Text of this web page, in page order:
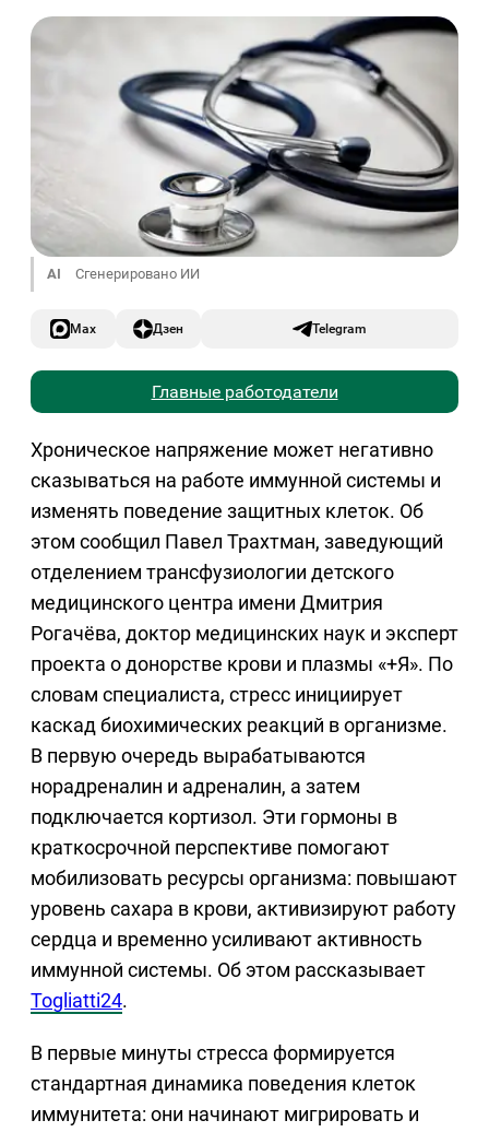
AI Сгенерировано ИИ
Max Дзен Telegram
Главные работодатели
Хроническое напряжение может негативно
сказываться на работе иммунной системы и
изменять поведение защитных клеток. Об
этом сообщил Павел Трахтман, заведующий
отделением трансфузиологии детского
медицинского центра имени Дмитрия
Рогачёва, доктор медицинских наук и эксперт
проекта о донорстве крови и плазмы «+Я». По
словам специалиста, стресс инициирует
каскад биохимических реакций в организме.
В первую очередь вырабатываются
норадреналин и адреналин, а затем
подключается кортизол. Эти гормоны в
краткосрочной перспективе помогают
мобилизовать ресурсы организма: повышают
уровень сахара в крови, активизируют работу
сердца и временно усиливают активность
иммунной системы. Об этом рассказывает
Togliatti24.
В первые минуты стресса формируется
стандартная динамика поведения клеток
иммунитета: они начинают мигрировать и